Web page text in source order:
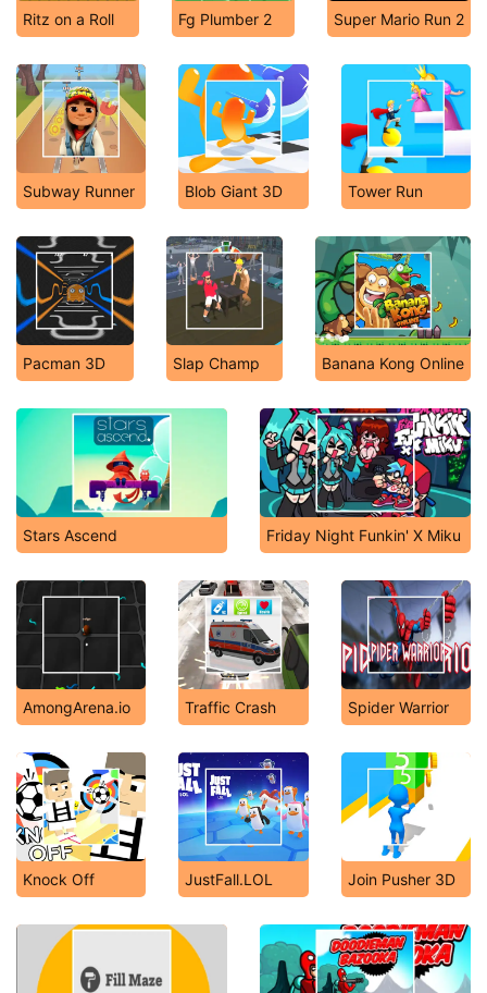
Ritz on a Roll Fg Plumber 2 Super Mario Run 2
Subway Runner Blob Giant 3D Tower Run
Pacman 3D Slap Champ Banana Kong Online
Stars Ascend Friday Night Funkin' X Miku
AmongArena.io Traffic Crash Spider Warrior
Knock Off JustFall.LOL Join Pusher 3D